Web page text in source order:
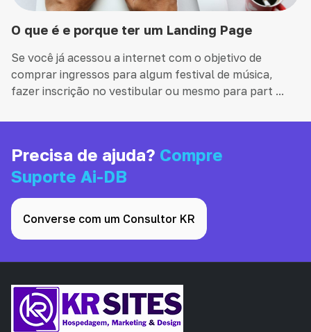
O que é e porque ter um Landing Page
Se você já acessou a internet com o objetivo de
comprar ingressos para algum festival de música,
fazer inscrição no vestibular ou mesmo para part ...
Precisa de ajuda? Compre
Suporte Ai-DB
Converse com um Consultor KR